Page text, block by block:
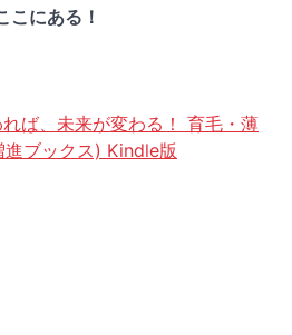
こにある！
ば、未来が変わる！ 育毛・薄
ブックス) Kindle版